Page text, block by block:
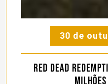
30 de
Red Dead
milhões